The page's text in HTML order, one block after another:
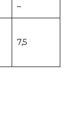
–
7,5